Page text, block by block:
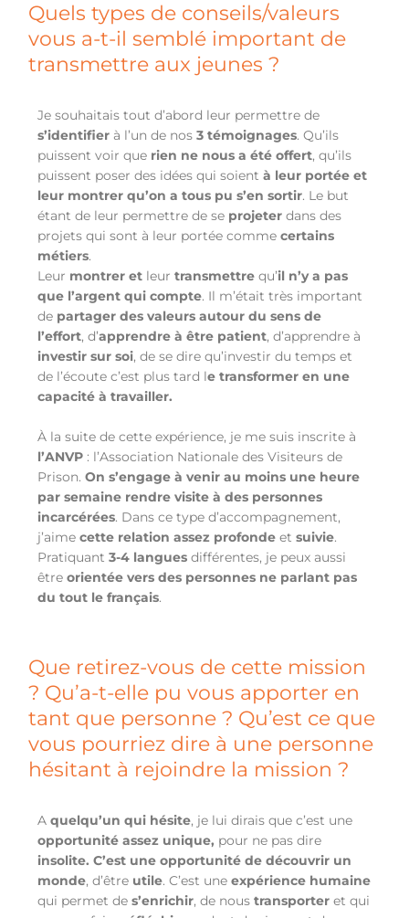
Quels types de conseils/valeurs
vous a-t-il semblé important de
transmettre aux jeunes ?
Je souhaitais tout d’abord leur permettre de
s’identifier à l’un de nos3 témoignages. Qu’ils
puissent voir que rien ne nous a été offert, qu’ils
puissent poser des idées qui soientà leur portée et
leur montrer qu’on a tous pu s’en sortir. Le but
étant de leur permettre de se projeter dans des
projets qui sont à leur portée commecertains
métiers.
Leur montrer et leurtransmettre qu’il n’y a pas
que l’argent qui compte. Il m’était très important
de partager des valeurs autour du sens de
l’effort, d’apprendre à être patient, d’apprendre à
investir sur soi, de se dire qu’investir du temps et
de l’écoute c’est plus tard le transformer en une
capacité à travailler.
À la suite de cette expérience, je me suis inscrite à
l’ANVP : l’Association Nationale des Visiteurs de
Prison.On s’engage à venir au moins une heure
par semaine rendre visite à des personnes
incarcérées. Dans ce type d’accompagnement,
j’aimecette relation assez profonde etsuivie.
Pratiquant3-4 langues différentes, je peux aussi
êtreorientée vers des personnes ne parlant pas
du tout le français.
Que retirez-vous de cette mission
? Qu’a-t-elle pu vous apporter en
tant que personne ? Qu’est ce que
vous pourriez dire à une personne
hésitant à rejoindre la mission ?
Aquelqu’un qui hésite, je lui dirais que c’est une
opportunité assez unique, pour ne pas dire
insolite. C’est une opportunité de découvrir un
monde, d’être utile. C’est uneexpérience humaine
qui permet des’enrichir, de noustransporteret qui